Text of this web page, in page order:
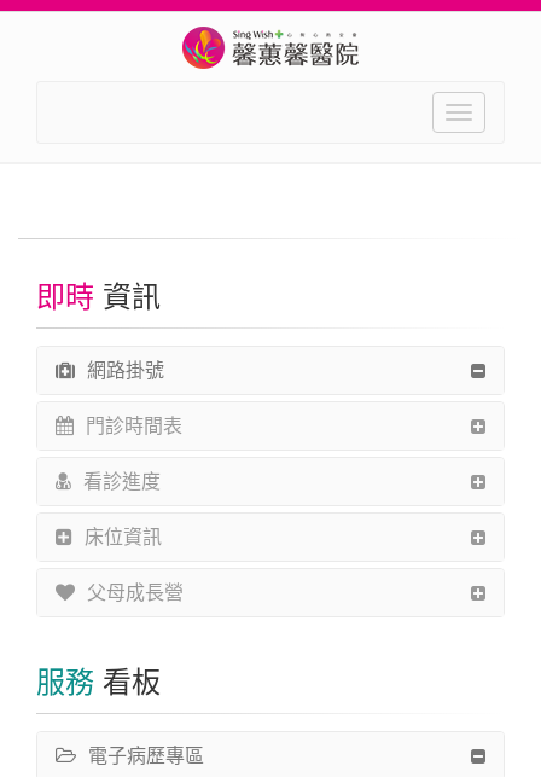
Toggle
即時 資訊
網路掛號
門診時間表
看診進度
床位資訊
父母成長營
服務 看板
電子病歷專區